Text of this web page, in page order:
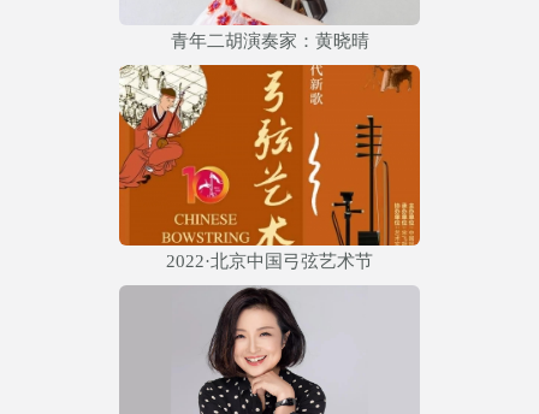
青年二胡演奏家：黄晓晴
2022·北京中国弓弦艺术节